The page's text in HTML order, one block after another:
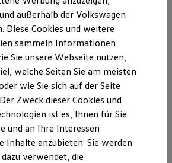
Förderung
Konnektivität
Software 6
Versionen und Updates
Extras
zu Ihrem ID.
optional erhältlichen LED-
Sie Ihren Tourandank des markanten
unverwechselbar. Und die
Fernlichtregulierung „Dynamic Light
Sie dabei nicht zum Blender
Light Assist kann für Sie das
steuern: Er blendet automatisch
oder vorausfahrende
Sie sich in einer Ortschaft
außerhalb der Volkswagen
Diese Cookies und weitere
sammeln Informationen
Sie unsere Webseite nutzen,
welche Seiten Sie am meisten
wie Sie sich auf der Seite
Zweck dieser Cookies und
ist es, Ihnen für Sie
und an Ihre Interessen
Inhalte anzubieten. Sie werden
verwendet, die